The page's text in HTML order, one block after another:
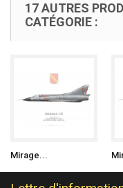
17 AUTRES
CATÉGORIE :
Mirage...